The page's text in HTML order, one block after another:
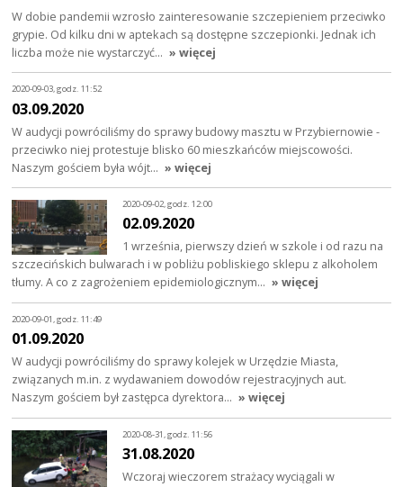
W dobie pandemii wzrosło zainteresowanie szczepieniem przeciwko
grypie. Od kilku dni w aptekach są dostępne szczepionki. Jednak ich
liczba może nie wystarczyć… » więcej
2020-09-03, godz. 11:52
03.09.2020
W audycji powróciliśmy do sprawy budowy masztu w Przybiernowie -
przeciwko niej protestuje blisko 60 mieszkańców miejscowości.
Naszym gościem była wójt… » więcej
2020-09-02, godz. 12:00
02.09.2020
1 września, pierwszy dzień w szkole i od razu na
szczecińskich bulwarach i w pobliżu pobliskiego sklepu z alkoholem
tłumy. A co z zagrożeniem epidemiologicznym… » więcej
2020-09-01, godz. 11:49
01.09.2020
W audycji powróciliśmy do sprawy kolejek w Urzędzie Miasta,
związanych m.in. z wydawaniem dowodów rejestracyjnych aut.
Naszym gościem był zastępca dyrektora… » więcej
2020-08-31, godz. 11:56
31.08.2020
Wczoraj wieczorem strażacy wyciągali w